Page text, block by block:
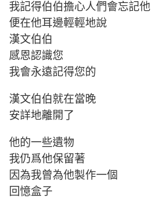
我記得伯伯擔心人們會忘記他
便在他耳邊輕輕地說
漢文伯伯
感恩認識您
我會永遠記得您的
漢文伯伯就在當晚
安詳地離開了
他的一些遺物
我仍爲他保留著
因為我曾為他製作一個
回憶盒子